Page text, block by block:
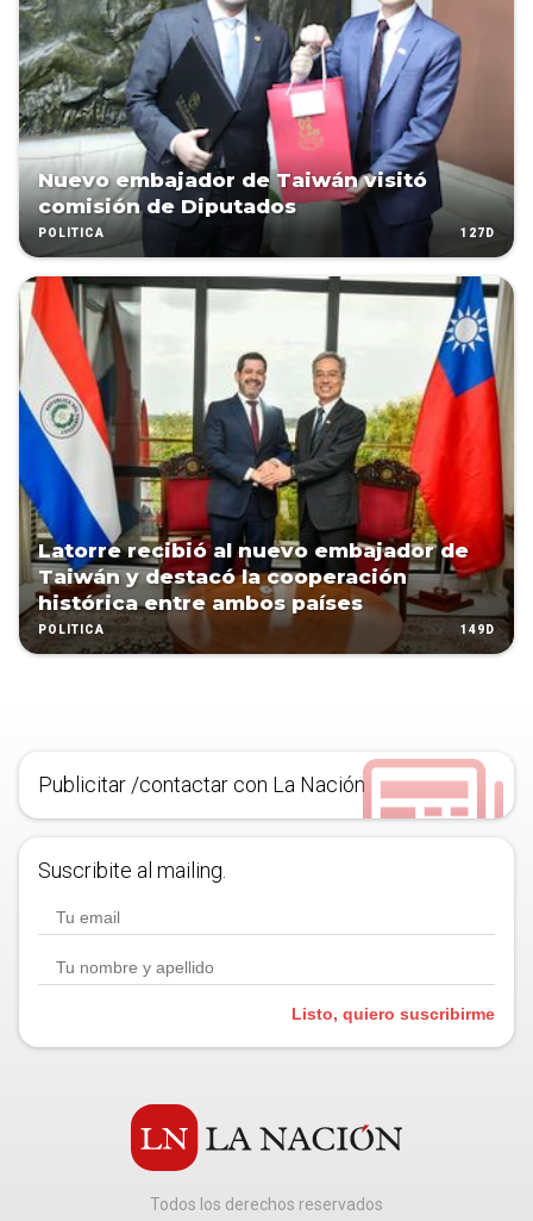
Nuevo embajador de Taiwán visitó
comisión de Diputados
POLÍTICA 127D
Latorre recibió al nuevo embajador de
Taiwán y destacó la cooperación
histórica entre ambos países
POLÍTICA 149D
Publicitar /contactar con La Nación
Suscribite al mailing.
Listo, quiero suscribirme
Todos los derechos reservados